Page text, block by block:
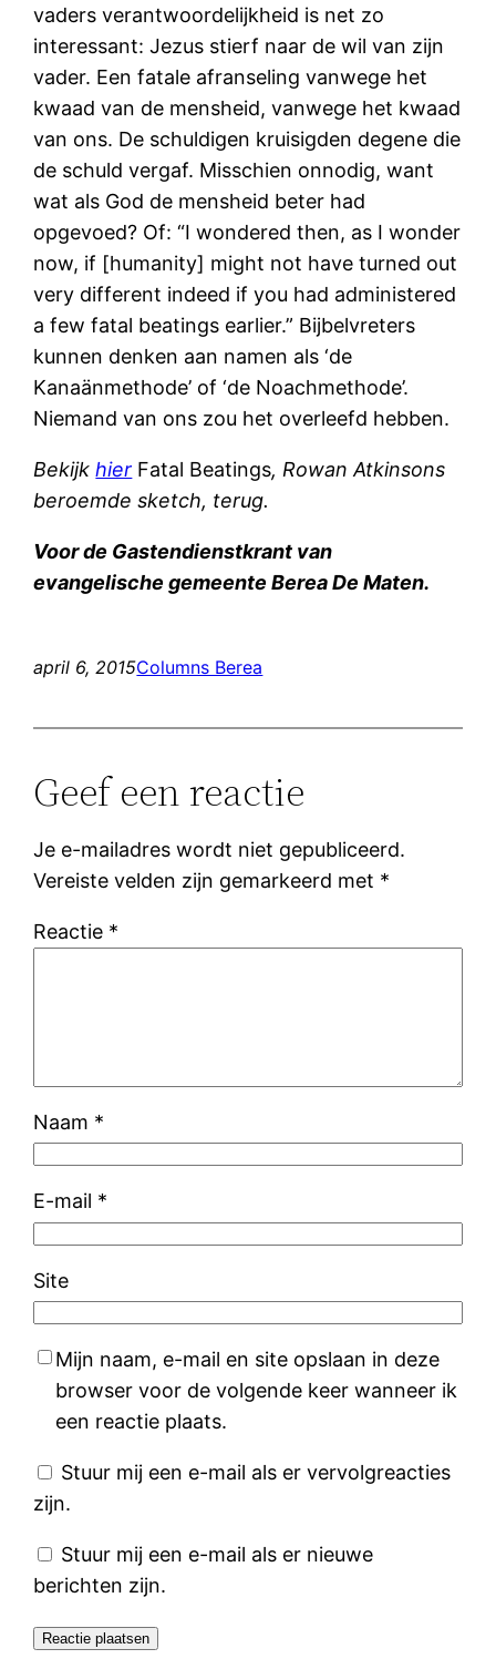
vaders verantwoordelijkheid is net zo
interessant: Jezus stierf naar de wil van zijn
vader. Een fatale afranseling vanwege het
kwaad van de mensheid, vanwege het kwaad
van ons. De schuldigen kruisigden degene die
de schuld vergaf. Misschien onnodig, want
wat als God de mensheid beter had
opgevoed? Of: “I wondered then, as I wonder
now, if [humanity] might not have turned out
very different indeed if you had administered
a few fatal beatings earlier.” Bijbelvreters
kunnen denken aan namen als ‘de
Kanaänmethode’ of ‘de Noachmethode’.
Niemand van ons zou het overleefd hebben.
Bekijkhier Fatal Beatings, Rowan Atkinsons
beroemde sketch, terug.
Voor de Gastendienstkrant van
evangelische gemeente Berea De Maten.
april 6, 2015Columns Berea
Geef een reactie
Je e-mailadres wordt niet gepubliceerd.
Vereiste velden zijn gemarkeerd met *
Reactie *
Naam *
E-mail *
Site
Mijn naam, e-mail en site opslaan in deze
browser voor de volgende keer wanneer ik
een reactie plaats.
Stuur mij een e-mail als er vervolgreacties
zijn.
Stuur mij een e-mail als er nieuwe
berichten zijn.